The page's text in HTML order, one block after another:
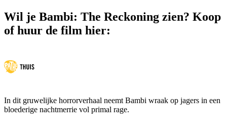
Wil je Bambi: The Reckoning zien? Koop
of huur de film hier:
In dit gruwelijke horrorverhaal neemt Bambi wraak op jagers in een
bloederige nachtmerrie vol primal rage.